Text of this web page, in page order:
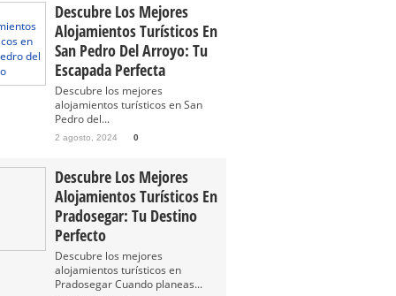
Descubre Los Mejores
Alojamientos Turísticos En
San Pedro Del Arroyo: Tu
Escapada Perfecta
Descubre los mejores
alojamientos turísticos en San
Pedro del...
2 agosto, 2024 0
Descubre Los Mejores
Alojamientos Turísticos En
Pradosegar: Tu Destino
Perfecto
Descubre los mejores
alojamientos turísticos en
Pradosegar Cuando planeas...